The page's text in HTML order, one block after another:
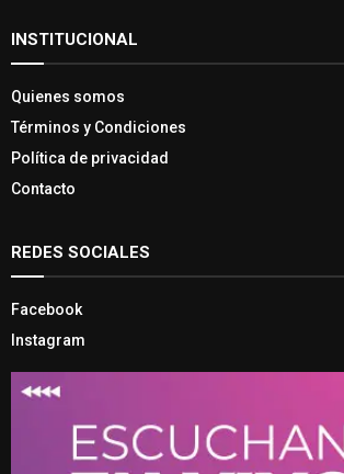
INSTITUCIONAL
Quienes somos
Términos y Condiciones
Política de privacidad
Contacto
REDES SOCIALES
Facebook
Instagram